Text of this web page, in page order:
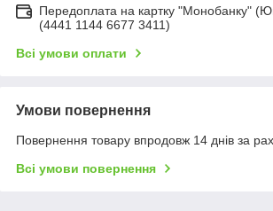
Передоплата на картку "Монобанку"
(4441 1144 6677 3411)
Всі умови оплати
Умови повернення
Повернення товару впродовж 14 днів за
Всі умови повернення